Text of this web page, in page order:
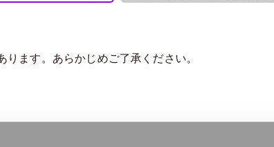
ます。あらかじめご了承ください。